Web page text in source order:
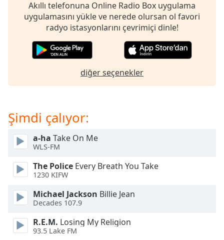
subtitles
settings
subtitles
,
Audio
Picture-
in-
Picture
Fullscreen
This
window.
Beginning
Akıllı telefonuna Online Radio Box uygulama
uygulamasını yükle ve nerede olursan ol favori
radyo istasyonlarını çevrimiçi dinle!
diğer seçenekler
Şimdi çalıyor:
a-ha Take On Me
WLS-FM
The Police Every Breath You Take
1230 KIFW
Michael Jackson Billie Jean
Decades 107.9
R.E.M. Losing My Religion
93.5 Lake FM